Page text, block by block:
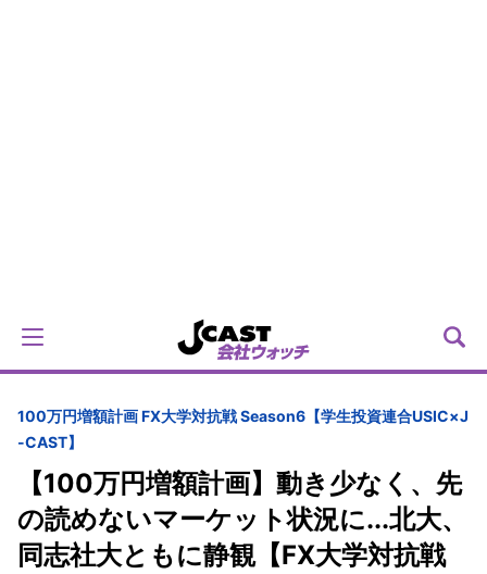
100万円増額計画 FX大学対抗戦 Season6【学生投資連合USIC×J
-CAST】
【100万円増額計画】動き少なく、先
の読めないマーケット状況に...北大、
同志社大ともに静観【FX大学対抗戦